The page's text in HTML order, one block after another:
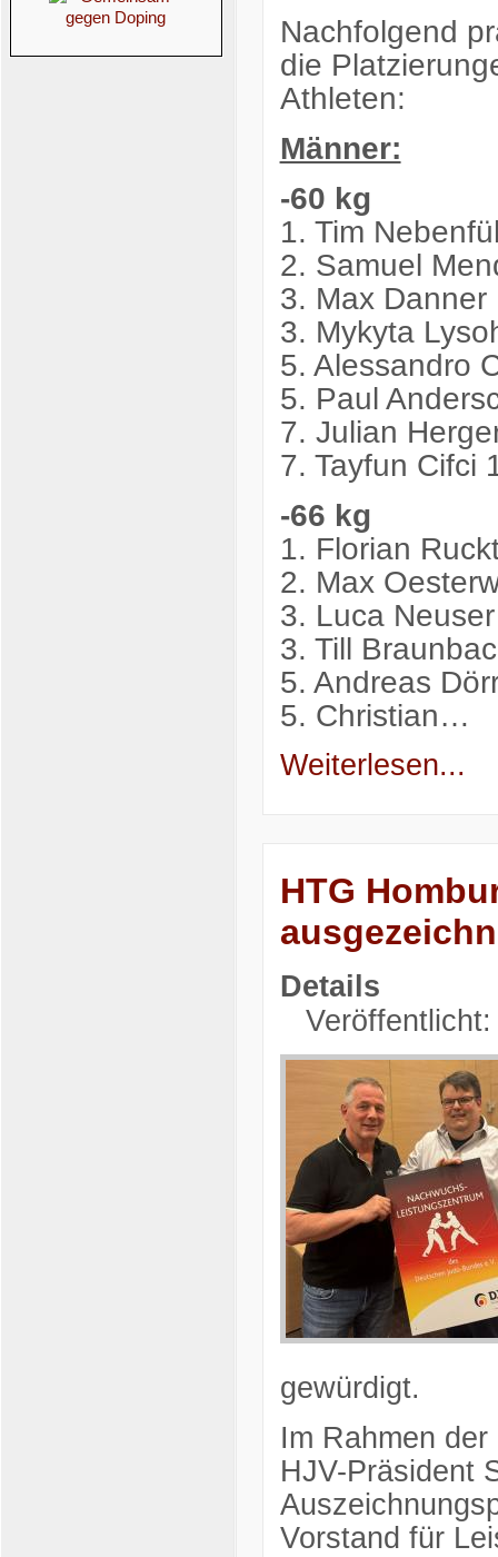
Nachfolgend
die
Athleten:
Männer:
-60 kg
1. Tim
2. Samuel
3. Max
3. Mykyta
5. Alessandro
5. Paul
7. Julian
7. Tayfun Cifci
-66 kg
1. Florian
2. Max
3. Luca
3. Till
5. Andreas
5. Christian…
Weiterlesen...
HTG
Details
gewürdigt.
Im Rahmen
HJV-Präsident
Vorstand für